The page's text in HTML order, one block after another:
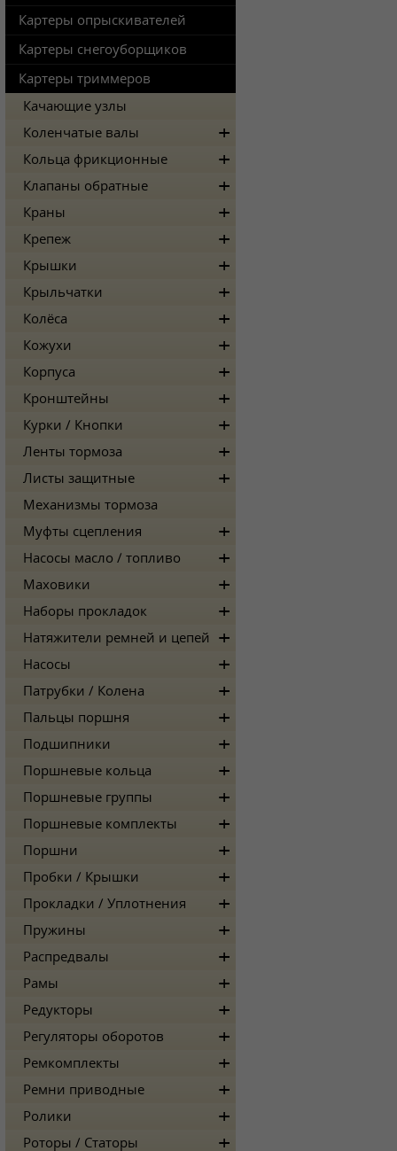
Картеры опрыскивателей
Картеры снегоуборщиков
Картеры триммеров
Качающие узлы
Коленчатые валы
Кольца фрикционные
Клапаны обратные
Краны
Крепеж
Крышки
Крыльчатки
Колёса
Кожухи
Корпуса
Кронштейны
Курки / Кнопки
Ленты тормоза
Листы защитные
Механизмы тормоза
Муфты сцепления
Насосы масло / топливо
Маховики
Наборы прокладок
Натяжители ремней и цепей
Насосы
Патрубки / Колена
Пальцы поршня
Подшипники
Поршневые кольца
Поршневые группы
Поршневые комплекты
Поршни
Пробки / Крышки
Прокладки / Уплотнения
Пружины
Распредвалы
Рамы
Редукторы
Регуляторы оборотов
Ремкомплекты
Ремни приводные
Ролики
Роторы / Статоры